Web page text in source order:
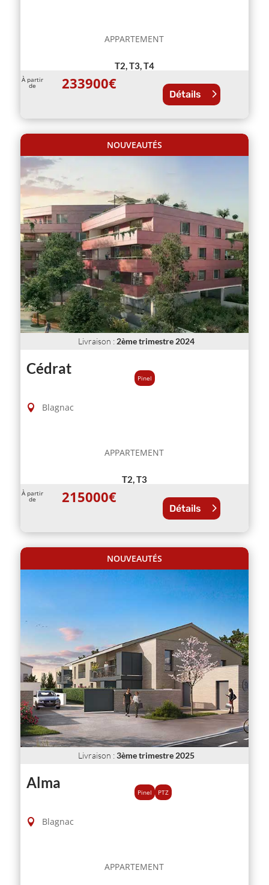
APPARTEMENT
T2, T3, T4
À partir
de 233900€
Détails
NOUVEAUTÉS
Livraison :2ème trimestre 2024
Cédrat
Pinel
Blagnac
APPARTEMENT
T2, T3
À partir
de 215000€
Détails
NOUVEAUTÉS
Livraison :3ème trimestre 2025
Alma
Pinel PTZ
Blagnac
APPARTEMENT